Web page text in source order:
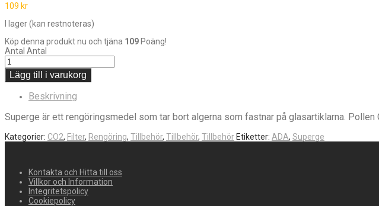
109 kr
I lager (kan restnoteras)
Köp denna produkt nu och tjäna 109Poäng!
Antal Antal
Lägg till i varukorg
Beskrivning
Superge är ett rengöringsmedel som tar bort algerna som fastnar på glasartiklarna.
Kategorier: CO2, Filter, Rengöring, Tillbehör, Tillbehör, TillbehörEtiketter: ADA, Superge
Kontakta och Hitta till oss
Villkor och Information
Integritetspolicy
Cookiepolicy